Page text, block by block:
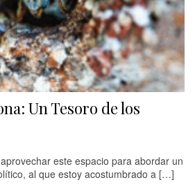
Un Tesoro de los
este espacio para abordar un
al que estoy acostumbrado a […]